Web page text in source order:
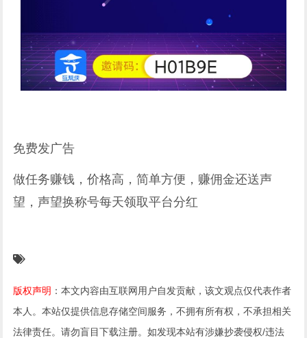
免费发广告
做任务赚钱，价格高，简单方便，赚佣金还送声
望，声望换称号每天领取平台分红
版权声明 ：本文内容由互联网用户自发贡献，该文观点仅代表作者
本人。本站仅提供信息存储空间服务，不拥有所有权，不承担相关
法律责任。请勿盲目下载注册。如发现本站有涉嫌抄袭侵权/违法